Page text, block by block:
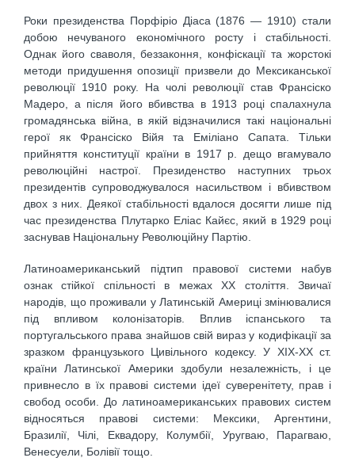
Роки президенства Порфіріо Діаса (1876 — 1910) стали
добою нечуваного економічного росту і стабільності.
Однак його сваволя, беззаконня, конфіскації та жорстокі
методи придушення опозиції призвели до Мексиканської
революції 1910 року. На чолі революції став Франсіско
Мадеро, а після його вбивства в 1913 році спалахнула
громадянська війна, в якій відзначилися такі національні
герої як Франсіско Війя та Еміліано Сапата. Тільки
прийняття конституції країни в 1917 р. дещо вгамувало
революційні настрої. Президенство наступних трьох
президентів супроводжувалося насильством і вбивством
двох з них. Деякої стабільності вдалося досягти лише під
час президенства Плутарко Еліас Кайєс, який в 1929 році
заснував Національну Революційну Партію.
Латиноамериканський підтип правової системи набув
ознак стійкої спільності в межах ХХ століття. Звичаї
народів, що проживали у Латинській Америці змінювалися
під впливом колонізаторів. Вплив іспанського та
португальського права знайшов свій вираз у кодифікації за
зразком французького Цивільного кодексу. У ХІХ-ХХ ст.
країни Латинської Америки здобули незалежність, і це
привнесло в їх правові системи ідеї суверенітету, прав і
свобод особи. До латиноамериканських правових систем
відносяться правові системи: Мексики, Аргентини,
Бразилії, Чілі, Еквадору, Колумбії, Уругваю, Парагваю,
Венесуели, Болівії тощо.